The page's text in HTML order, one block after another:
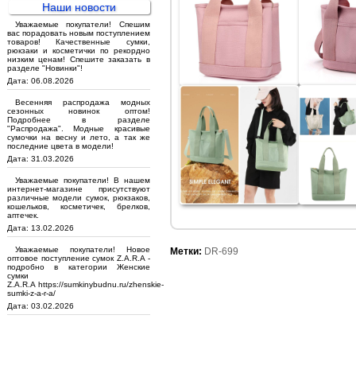
Наши новости
Уважаемые покупатели! Спешим
вас порадовать новым поступлением
товаров! Качественные сумки,
рюкзаки и косметички по рекордно
низким ценам! Спешите заказать в
разделе "Новинки"!
Дата: 06.08.2026
Весенняя распродажа модных
сезонных новинок оптом!
Подробнее в разделе
"Распродажа". Модные красивые
сумочки на весну и лето, а так же
последние цвета в модели!
Дата: 31.03.2026
Уважаемые покупатели! В нашем
интернет-магазине присутствуют
различные модели сумок, рюкзаков,
кошельков, косметичек, брелков,
аптечек.
Дата: 13.02.2026
Уважаемые покупатели! Новое
оптовое поступление сумок Z.A.R.A -
подробно в категории Женские
сумки
Z.A.R.A https://sumkinybudnu.ru/zhenskie-
sumki-z-a-r-a/
Дата: 03.02.2026
Метки: DR-699